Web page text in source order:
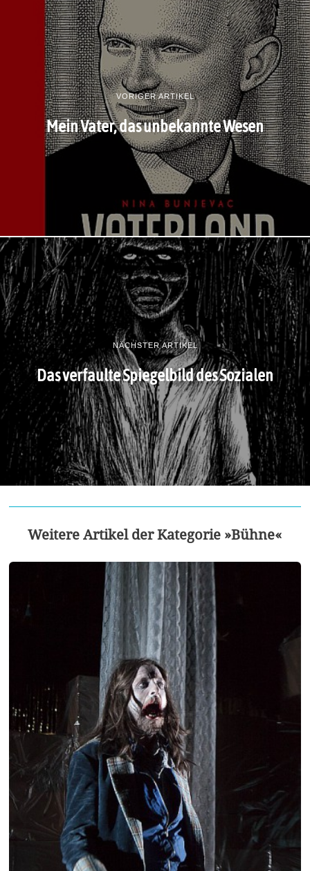
VORIGER ARTIKEL
Mein Vater, das unbekannte Wesen
NÄCHSTER ARTIKEL
Das verfaulte Spiegelbild des Sozialen
Weitere Artikel der Kategorie »Bühne«